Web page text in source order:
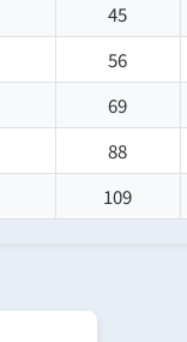
45
56
69
88
109